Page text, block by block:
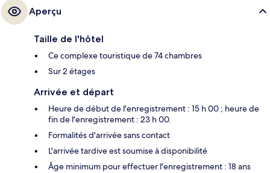
Aperçu
Taille de l'hôtel
Ce complexe touristique de 74 chambres
Sur 2 étages
Arrivée et départ
Heure de début de l'enregistrement : 15 h 00 ; heure de
fin de l'enregistrement : 23 h 00.
Formalités d'arrivée sans contact
L'arrivée tardive est soumise à disponibilité
Âge minimum pour effectuer l'enregistrement : 18 ans